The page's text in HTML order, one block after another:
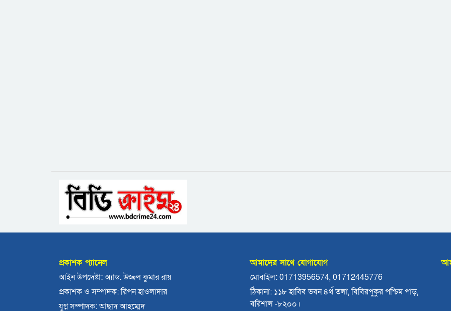
প্রকাশক প্যানেল
আইন উপদেষ্টা: অ্যাড. উজ্জল কুমার রায়
প্রকাশক ও সম্পাদক: রিপন হাওলাদার
যুগ্ন সম্পাদক: আছাদ আহম্মেদ
আমাদের সাথে যোগাযোগ
মোবাইল: 01713956574, 01712445776
ঠিকানা: ১১৮ হাবিব ভবন ৪র্থ তলা, বিবিরপুকুর পশ্চিম পাড়,
বরিশাল -৮২০০।